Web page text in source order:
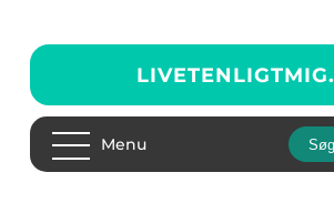
LIVETENLIGTMIG.
Menu